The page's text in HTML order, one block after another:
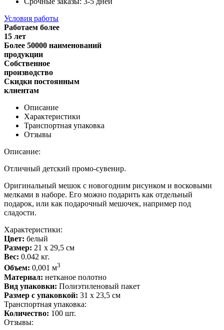
Условия работы
Работаем более
15 лет
Более 50000 наименований
продукции
Собственное
производство
Скидки постоянным
клиентам
Описание
Характеристики
Транспортная упаковка
Отзывы
Описание:
Отличный детский промо-сувенир.
Оригинальный мешок с новогодним рисунком и восковыми
мелками в наборе. Его можно подарить как отдельный
подарок, или как подарочный мешочек, например под
сладости.
Характеристики:
Цвет: белый
Размер: 21 x 29,5 см
Вес: 0.042 кг.
Объем: 0,001 м3
Материал: нетканое полотно
Вид упаковки: Полиэтиленовый пакет
Размер с упаковкой: 31 х 23,5 см
Транспортная упаковка:
Количество: 100 шт.
Отзывы: